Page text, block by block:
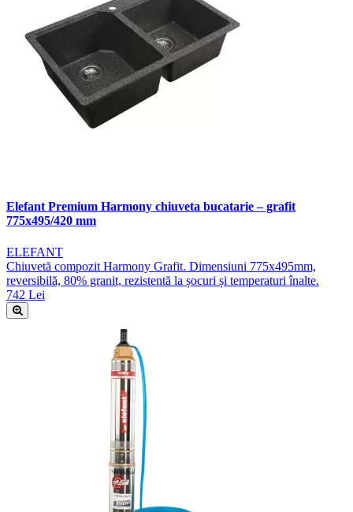
Elefant Premium Harmony chiuveta bucatarie – grafit
775x495/420 mm
ELEFANT
Chiuvetă compozit Harmony Grafit. Dimensiuni 775x495mm,
reversibilă, 80% granit, rezistentă la șocuri și temperaturi înalte.
742 Lei